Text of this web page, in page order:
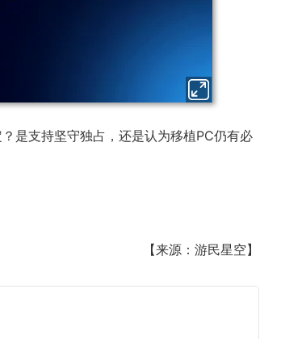
是支持坚守独占，还是认为移植PC仍有必
【来源：游民星空】